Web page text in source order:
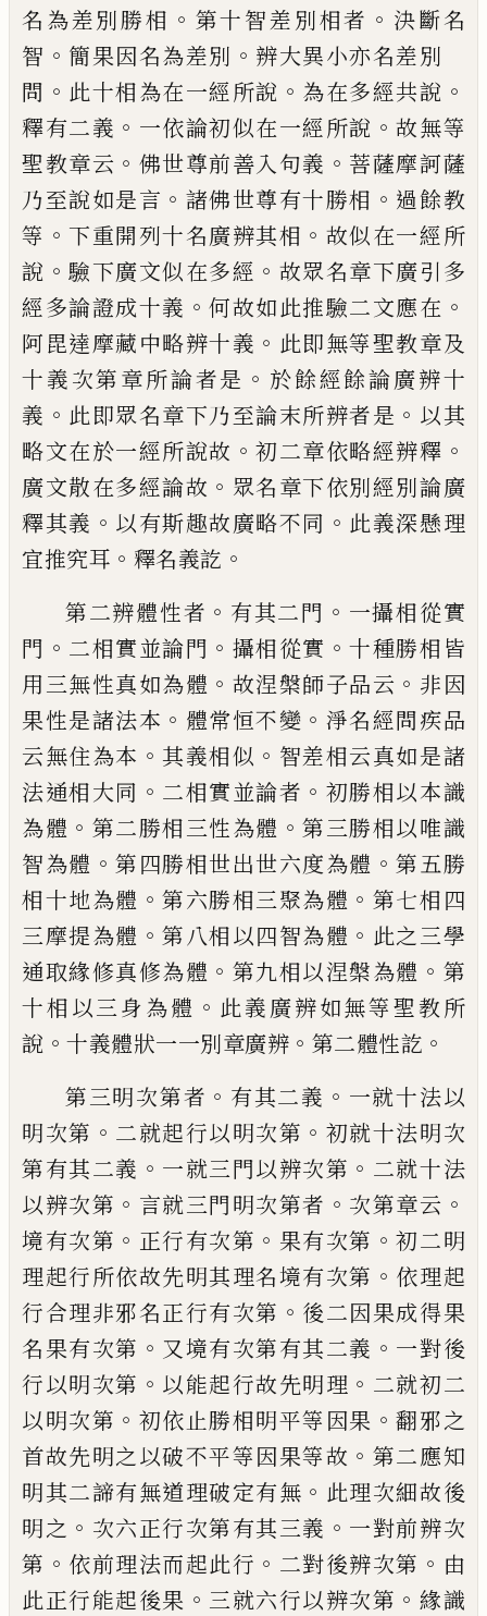
名為差別勝相 。 第十智差別相者 。 決斷名
智 。 簡果因名為差別 。 辨大異小亦名差別
問 。 此十相為在一經所說 。 為在多經共說 。
釋有二義 。 一依論初似在一經所說 。故無等
聖教章云 。 佛世尊前善入句義 。 菩薩摩訶薩
乃至說如是言 。 諸佛世尊有十勝相 。 過餘教
等 。 下重開列十名廣辨其相 。 故似在一經所
說 。驗下廣文似在多經 。 故眾名章下廣引多
經多論證成十義 。何故如此推驗二文應在 。
阿毘達摩藏中略辨十義 。 此即無等聖教章及
十義次第章所論者是 。 於餘經餘論廣辨十
義 。 此即眾名章下乃至論末所辨者是 。 以其
略文在於一經所說故 。初二章依略經辨釋 。
廣文散在多經論故 。 眾名章下依別經別論廣
釋其義 。 以有斯趣故廣略不同 。 此義深懸理
宜推究耳 。 釋名義訖 。
第二辨體性者 。 有其二門 。 一攝相從實
門 。 二相實並論門 。 攝相從實 。十種勝相皆
用三無性真如為體 。 故涅槃師子品云 。 非因
果性是諸法本 。 體常恒不變 。 淨名經問疾品
云無住為本 。其義相似 。 智差相云真如是諸
法通相大同 。 二相實並論者 。 初勝相以本識
為體 。 第二勝相三性為體 。第三勝相以唯識
智為體 。第四勝相世出世六度為體 。第五勝
相十地為體 。第六勝相三聚為體 。 第七相四
三摩提為體 。第八相以四智為體 。 此之三學
通取緣修真修為體 。 第九相以涅槃為體 。 第
十相以三身為體 。 此義廣辨如無等聖教所
說 。 十義體狀一一別章廣辨 。 第二體性訖 。
第三明次第者 。 有其二義 。 一就十法以
明次第 。 二就起行以明次第 。 初就十法明次
第有其二義 。 一就三門以辨次第 。 二就十法
以辨次第 。 言就三門明次第者 。 次第章云 。
境有次第 。 正行有次第 。 果有次第 。初二明
理起行所依故先明其理名境有次第 。 依理起
行合理非邪名正行有次第 。 後二因果成得果
名果有次第 。 又境有次第有其二義 。 一對後
行以明次第 。 以能起行故先明理 。 二就初二
以明次第 。 初依止勝相明平等因果 。翻邪之
首故先明之以破不平等因果等故 。 第二應知
明其二諦有無道理破定有無 。 此理次細故後
明之 。 次六正行次第有其三義 。 一對前辨次
第 。 依前理法而起此行 。 二對後辨次第 。 由
此正行能起後果 。 三就六行以辨次第 。 緣識